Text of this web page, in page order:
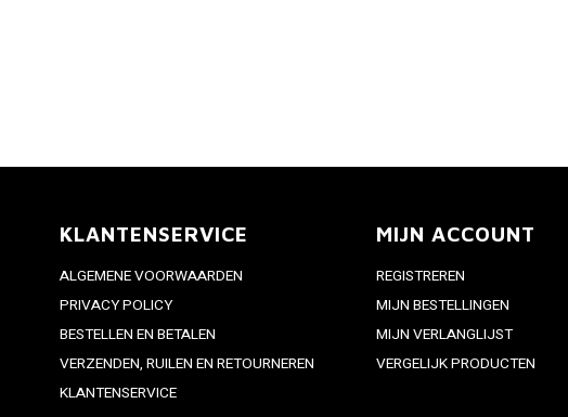
KLANTENSERVICE
ALGEMENE VOORWAARDEN
PRIVACY POLICY
BESTELLEN EN BETALEN
VERZENDEN, RUILEN EN RETOURNEREN
KLANTENSERVICE
MIJN ACCOUNT
REGISTREREN
MIJN BESTELLINGEN
MIJN VERLANGLIJST
VERGELIJK PRODUCTEN